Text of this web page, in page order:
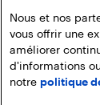
Nous et nos
vous offrir une
améliorer
d'informations
notre politique